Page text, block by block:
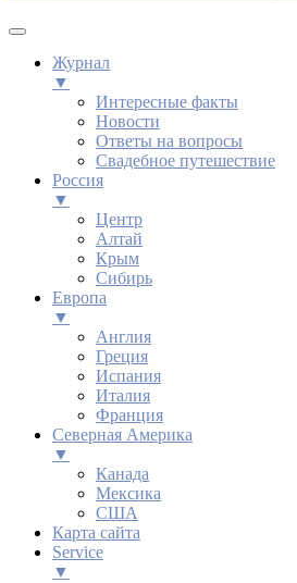
Журнал
▼
Интересные факты
Новости
Ответы на вопросы
Свадебное путешествие
Россия
▼
Центр
Алтай
Крым
Сибирь
Европа
▼
Англия
Греция
Испания
Италия
Франция
Северная Америка
▼
Канада
Мексика
США
Карта сайта
Service
▼